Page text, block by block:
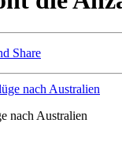
nach Australien